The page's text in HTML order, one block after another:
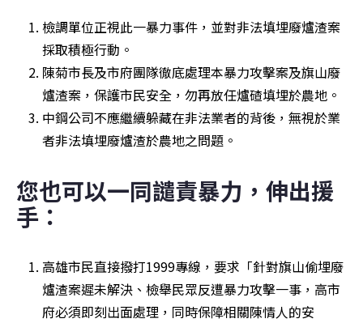
檢調單位正視此一暴力事件，並對非法填埋廢爐渣案
採取積極行動。
陳菊市長及市府團隊徹底處理本暴力攻擊案及旗山廢
爐渣案，保護市民安全，勿再放任爐碴填埋於農地。
中鋼公司不應繼續躲藏在非法業者的背後，無視於業
者非法填埋廢爐渣於農地之問題。
您也可以一同譴責暴力，伸出援
手：
高雄市民直接撥打1999專線，要求「針對旗山偷埋廢
爐渣案遲未解決、檢舉民眾反遭暴力攻擊一事，高市
府必須即刻出面處理，同時保障相關陳情人的安